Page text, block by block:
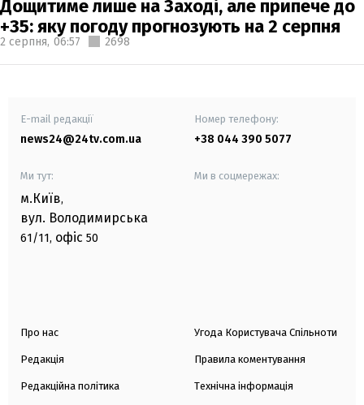
Дощитиме лише на Заході, але припече до
+35: яку погоду прогнозують на 2 серпня
2 серпня, 06:57 2698
E-mail редакції
news24@24tv.com.ua
Номер телефону:
+38 044 390 5077
Ми тут:
м.Київ,
вул. Володимирська
61/11, офіс 50
Ми в соцмережах:
Про нас
Редакція
Редакційна політика
Угода Користувача Спільноти
Правила коментування
Технічна інформація